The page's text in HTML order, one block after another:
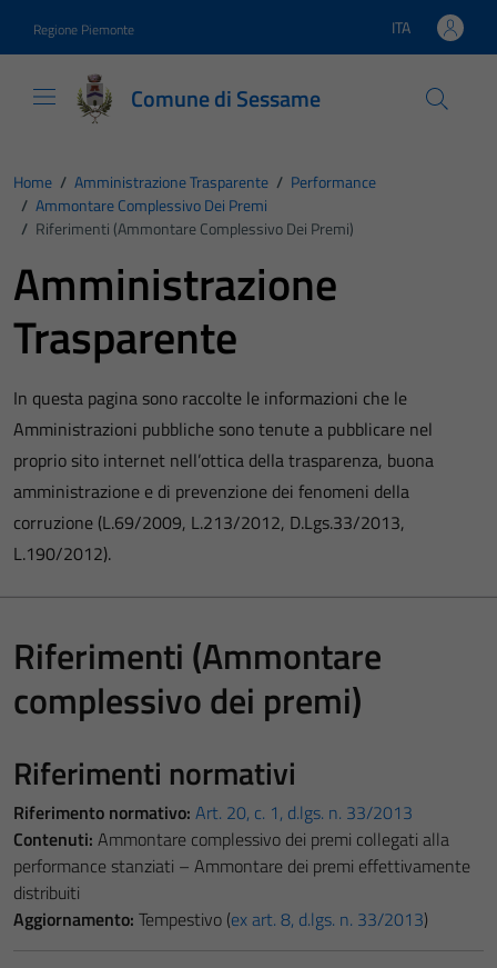
Regione Piemonte Lingua attiva:
ITA
Comune di Sessame
Home / Amministrazione Trasparente / Performance
/ Ammontare Complessivo Dei Premi
/ Riferimenti (Ammontare Complessivo Dei Premi)
Amministrazione
Trasparente
In questa pagina sono raccolte le informazioni che le
Amministrazioni pubbliche sono tenute a pubblicare nel
proprio sito internet nell’ottica della trasparenza, buona
amministrazione e di prevenzione dei fenomeni della
corruzione (L.69/2009, L.213/2012, D.Lgs.33/2013,
L.190/2012).
Riferimenti (Ammontare
complessivo dei premi)
Riferimenti normativi
Riferimento normativo: Art. 20, c. 1, d.lgs. n. 33/2013
Contenuti: Ammontare complessivo dei premi collegati alla
performance stanziati – Ammontare dei premi effettivamente
distribuiti
Aggiornamento: Tempestivo (ex art. 8, d.lgs. n. 33/2013)